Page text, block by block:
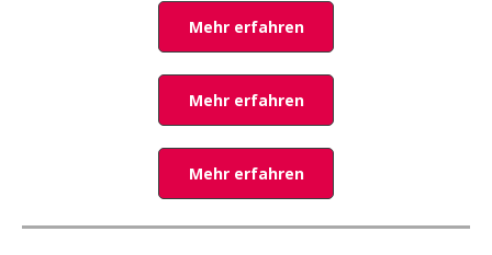
Mehr erfahren
Mehr erfahren
Mehr erfahren